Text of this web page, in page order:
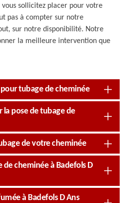
sollicitez placer pour votre
pas à compter sur notre
sur notre disponibilité. Notre
la meilleure intervention que
tubage de cheminée
la pose de tubage de
de votre cheminée
cheminée à Badefols D
à Badefols D Ans